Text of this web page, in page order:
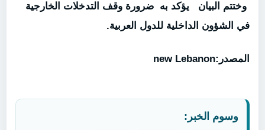
وختتم البيان يؤكد به ضرورة وقف التدخلات الخارجية
في الشؤون الداخلية للدول العربية.
المصدر:new Lebanon
وسوم الخبر: